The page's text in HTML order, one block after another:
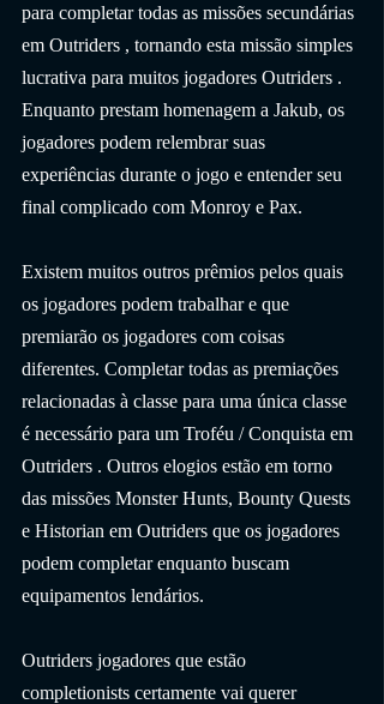
para completar todas as missões secundárias
em Outriders , tornando esta missão simples
lucrativa para muitos jogadores Outriders .
Enquanto prestam homenagem a Jakub, os
jogadores podem relembrar suas
experiências durante o jogo e entender seu
final complicado com Monroy e Pax.
Existem muitos outros prêmios pelos quais
os jogadores podem trabalhar e que
premiarão os jogadores com coisas
diferentes. Completar todas as premiações
relacionadas à classe para uma única classe
é necessário para um Troféu / Conquista em
Outriders . Outros elogios estão em torno
das missões Monster Hunts, Bounty Quests
e Historian em Outriders que os jogadores
podem completar enquanto buscam
equipamentos lendários.
Outriders jogadores que estão
completionists certamente vai querer